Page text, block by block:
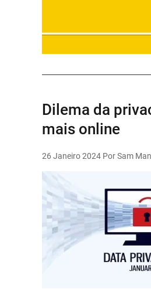
Dilema da
mais online
26 Janeiro 2024 Por Sam